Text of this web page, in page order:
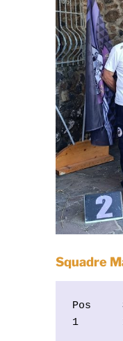
Squadre
Pos
1